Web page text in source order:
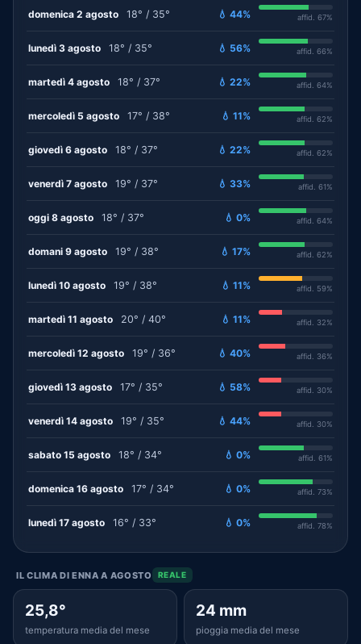
domenica 2 agosto 18° / 35° 💧 44% affid. 67%
lunedì 3 agosto 18° / 35° 💧 56% affid. 66%
martedì 4 agosto 18° / 37° 💧 22% affid. 64%
mercoledì 5 agosto 17° / 38° 💧 11% affid. 62%
giovedì 6 agosto 18° / 37° 💧 22% affid. 62%
venerdì 7 agosto 19° / 37° 💧 33% affid. 61%
oggi 8 agosto 18° / 37° 💧 0% affid. 64%
domani 9 agosto 19° / 38° 💧 17% affid. 62%
lunedì 10 agosto 19° / 38° 💧 11% affid. 59%
martedì 11 agosto 20° / 40° 💧 11% affid. 32%
mercoledì 12 agosto 19° / 36° 💧 40% affid. 36%
giovedì 13 agosto 17° / 35° 💧 58% affid. 30%
venerdì 14 agosto 19° / 35° 💧 44% affid. 30%
sabato 15 agosto 18° / 34° 💧 0% affid. 61%
domenica 16 agosto 17° / 34° 💧 0% affid. 73%
lunedì 17 agosto 16° / 33° 💧 0% affid. 78%
IL CLIMA DI ENNA A AGOSTO REALE
25,8°
temperatura media del mese
24 mm
pioggia media del mese